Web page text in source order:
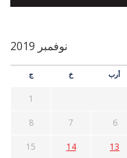
نوفمبر 2019
أرب خ ج
1
6
7
8
13
14
15